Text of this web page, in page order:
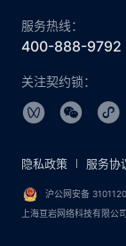
服务热线：
400-888-9792
关注契约锁：
沪公网安备
上海亘岩网络科技有限
隐私政策 服务协